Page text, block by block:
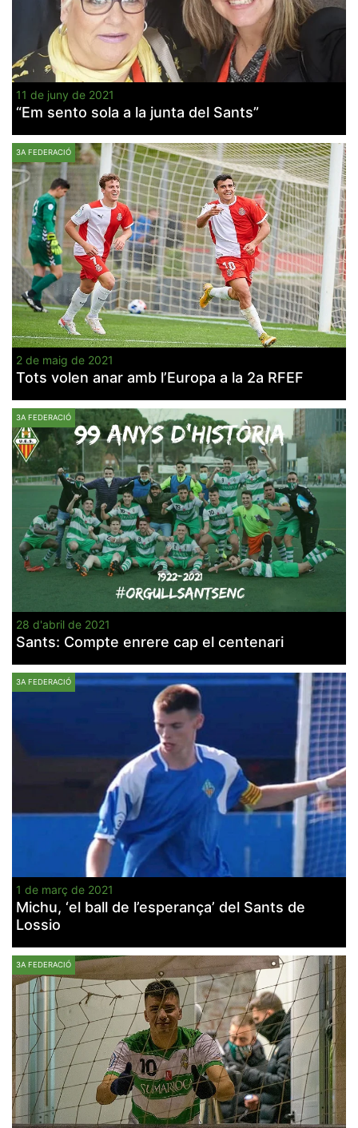
11 de juny de 2021
“Em sento sola a la junta del Sants”
3A FEDERACIÓ
2 de maig de 2021
Tots volen anar amb l’Europa a la 2a RFEF
3A FEDERACIÓ
28 d'abril de 2021
Sants: Compte enrere cap el centenari
3A FEDERACIÓ
1 de març de 2021
Michu, ‘el ball de l’esperança’ del Sants de
Lossio
3A FEDERACIÓ